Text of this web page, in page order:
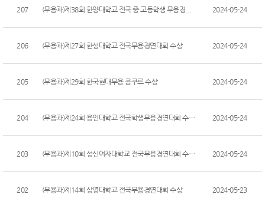
207 (무용과)제38회 한양대학교 전국 중·고등학생 무용경... 2024-05-24
206 (무용과)제27회 한성대학교 전국무용경연대회 수상 2024-05-24
205 (무용과)제29회 한국현대무용 콩쿠르 수상 2024-05-24
204 (무용과)제24회 용인대학교 전국학생무용경연대회 수상... 2024-05-24
203 (무용과)제10회 성신여자대학교 전국무용경연대회 수상... 2024-05-24
202 (무용과)제14회 상명대학교 전국무용경연대회 수상 2024-05-23